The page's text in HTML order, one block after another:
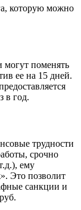
которую можно
могут поменять
ее на 15 дней.
в год.
трудности
срочно
ему
Это позволит
санкции и